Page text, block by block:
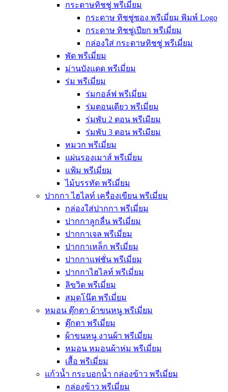
กระดาษทิชชู่ พรีเมี่ยม
กระดาษ ทิชชู่ซอง พรีเมี่ยม พิมพ์ Logo
กระดาษ ทิชชู่เปียก พรีเมี่ยม
กล่องใส่ กระดาษทิชชู่ พรีเมี่ยม
พัด พรีเมี่ยม
ม่านบังแดด พรีเมี่ยม
ร่ม พรีเมี่ยม
ร่มกอล์ฟ พรีเมี่ยม
ร่มตอนเดียว พรีเมี่ยม
ร่มพับ 2 ตอน พรีเมียม
ร่มพับ 3 ตอน พรีเมียม
หมวก พรีเมี่ยม
แผ่นรองเมาส์ พรีเมี่ยม
แฟ้ม พรีเมี่ยม
ไม้บรรทัด พรีเมี่ยม
ปากกา ไฮไลท์ เครื่องเขียน พรีเมี่ยม
กล่องใส่ปากกา พรีเมี่ยม
ปากกาลูกลื่น พรีเมี่ยม
ปากกาเจล พรีเมี่ยม
ปากกาเหล็ก พรีเมี่ยม
ปากกาแฟชั่น พรีเมี่ยม
ปากกาไฮไลท์ พรีเมี่ยม
ลิขวิด พรีเมี่ยม
สมุดโน๊ต พรีเมี่ยม
หมอน ตุ๊กตา ผ้าขนหนู พรีเมี่ยม
ตุ๊กตา พรีเมี่ยม
ผ้าขนหนู งานผ้า พรีเมี่ยม
หมอน หมอนผ้าห่ม พรีเมี่ยม
เสื้อ พรีเมี่ยม
แก้วน้ำ กระบอกน้ำ กล่องข้าว พรีเมี่ยม
กล่องข้าว พรีเมี่ยม